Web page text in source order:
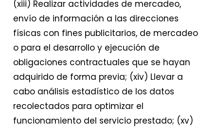
(xiii) Realizar actividades de mercadeo,
envío de información a las direcciones
físicas con fines publicitarios, de mercadeo
o para el desarrollo y ejecución de
obligaciones contractuales que se hayan
adquirido de forma previa; (xiv) Llevar a
cabo análisis estadístico de los datos
recolectados para optimizar el
funcionamiento del servicio prestado; (xv)